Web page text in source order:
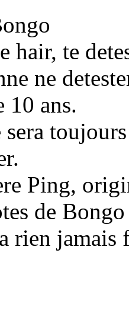
hair, te
ne
10 ans.
sera
Ping,
de
rien jamais